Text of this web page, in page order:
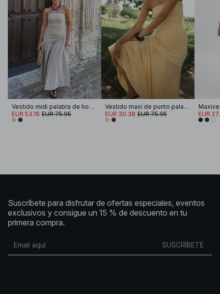
Vestido midi palabra de honor de mezcla de lino
EUR 53.16 EUR 75.95
Vestido maxi de punto palabra de honor
EUR 30.38 EUR 75.95 EUR
Suscríbete para disfrutar de ofertas especiales, eventos
exclusivos y consigue un 15 % de descuento en tu
primera compra.
SUSCRÍBETE